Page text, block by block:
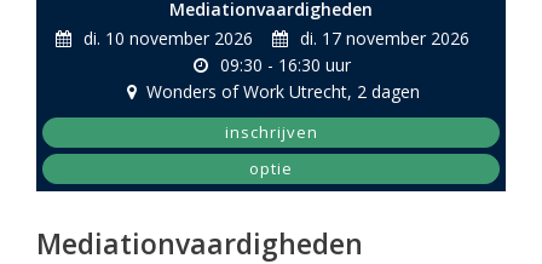
Mediationvaardigheden
di. 10 november 2026
di. 17 november 2026
09:30 - 16:30 uur
Wonders of Work Utrecht, 2 dagen
inschrijven
optie
Mediationvaardigheden